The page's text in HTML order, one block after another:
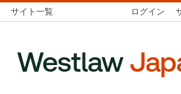
サイト一覧 ログイン
Westlaw